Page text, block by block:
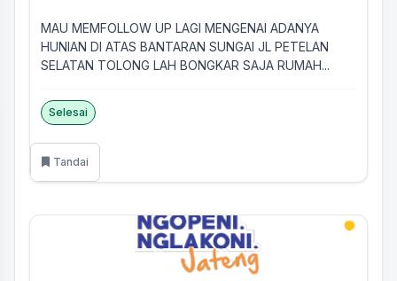
MAU MEMFOLLOW UP LAGI MENGENAI ADANYA
HUNIAN DI ATAS BANTARAN SUNGAI JL PETELAN
SELATAN TOLONG LAH BONGKAR SAJA RUMAH...
Selesai
Tandai